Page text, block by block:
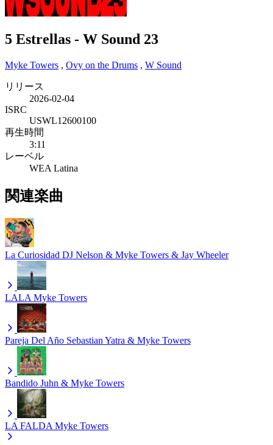
5 Estrellas - W Sound 23
Myke Towers , Ovy on the Drums , W Sound
リリース
2026-02-04
ISRC
USWL12600100
再生時間
3:11
レーベル
WEA Latina
関連楽曲
La Curiosidad DJ Nelson & Myke Towers & Jay Wheeler
LALA Myke Towers
Pareja Del Año Sebastian Yatra & Myke Towers
Bandido Juhn & Myke Towers
LA FALDA Myke Towers